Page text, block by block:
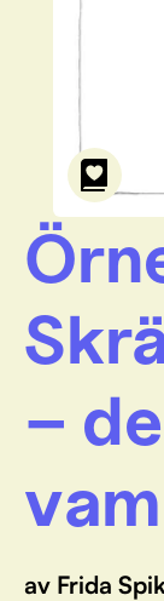
–
av Frida